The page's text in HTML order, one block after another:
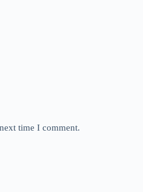
time I comment.